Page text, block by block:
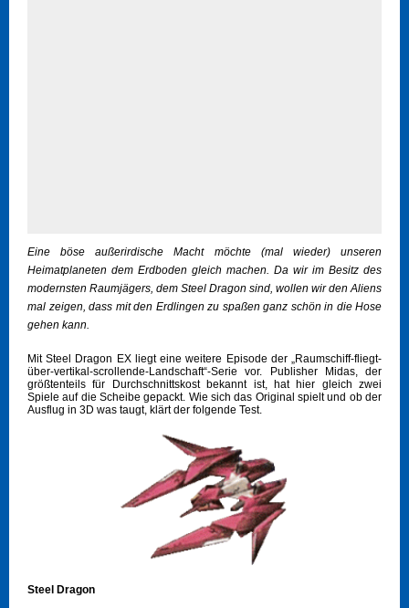
Eine böse außerirdische Macht möchte (mal wieder) unseren
Heimatplaneten dem Erdboden gleich machen. Da wir im Besitz des
modernsten Raumjägers, dem Steel Dragon sind, wollen wir den Aliens
mal zeigen, dass mit den Erdlingen zu spaßen ganz schön in die Hose
gehen kann.
Mit Steel Dragon EX liegt eine weitere Episode der „Raumschiff-fliegt-
über-vertikal-scrollende-Landschaft“-Serie vor. Publisher Midas, der
größtenteils für Durchschnittskost bekannt ist, hat hier gleich zwei
Spiele auf die Scheibe gepackt. Wie sich das Original spielt und ob der
Ausflug in 3D was taugt, klärt der folgende Test.
Steel Dragon